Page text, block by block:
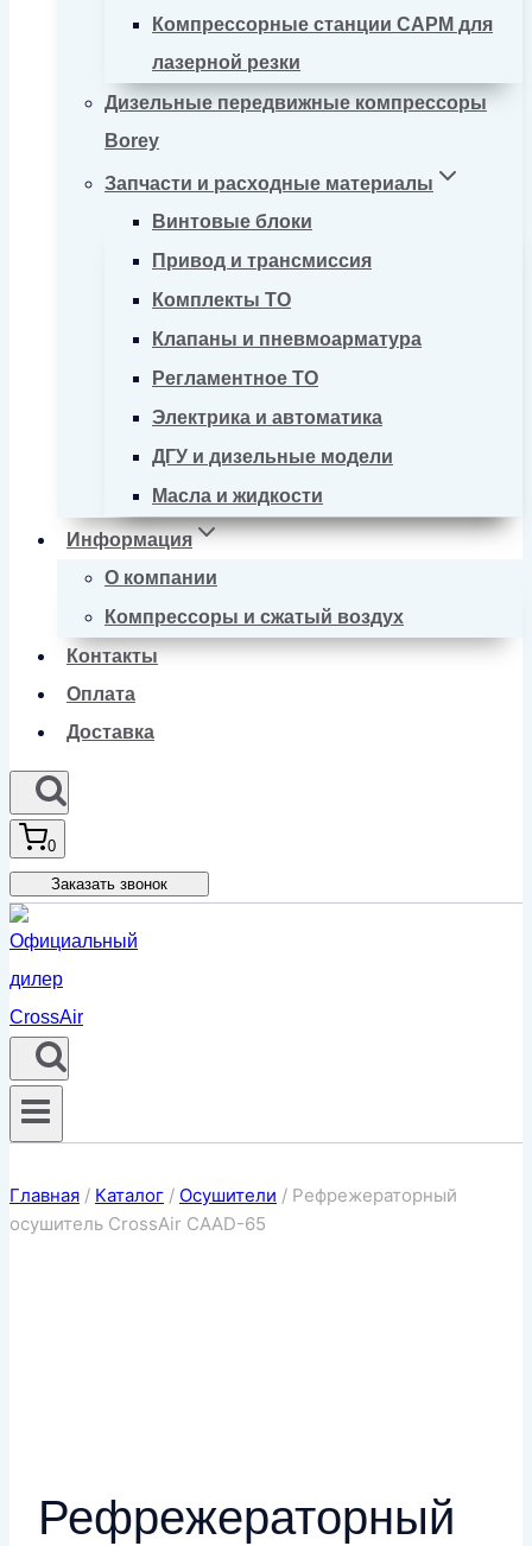
Компрессорные станции CAPM для
лазерной резки
Дизельные передвижные компрессоры
Borey
Запчасти и расходные материалы
Винтовые блоки
Привод и трансмиссия
Комплекты ТО
Клапаны и пневмоарматура
Регламентное ТО
Электрика и автоматика
ДГУ и дизельные модели
Масла и жидкости
Информация
О компании
Компрессоры и сжатый воздух
Контакты
Оплата
Доставка
0
Заказать звонок
Главная / Каталог / Осушители / Рефрежераторный
осушитель CrossAir CAAD-65
Рефрежераторный